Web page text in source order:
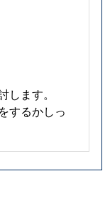
ます。
するかしっ